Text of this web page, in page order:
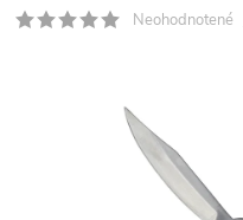
Neohodnotené